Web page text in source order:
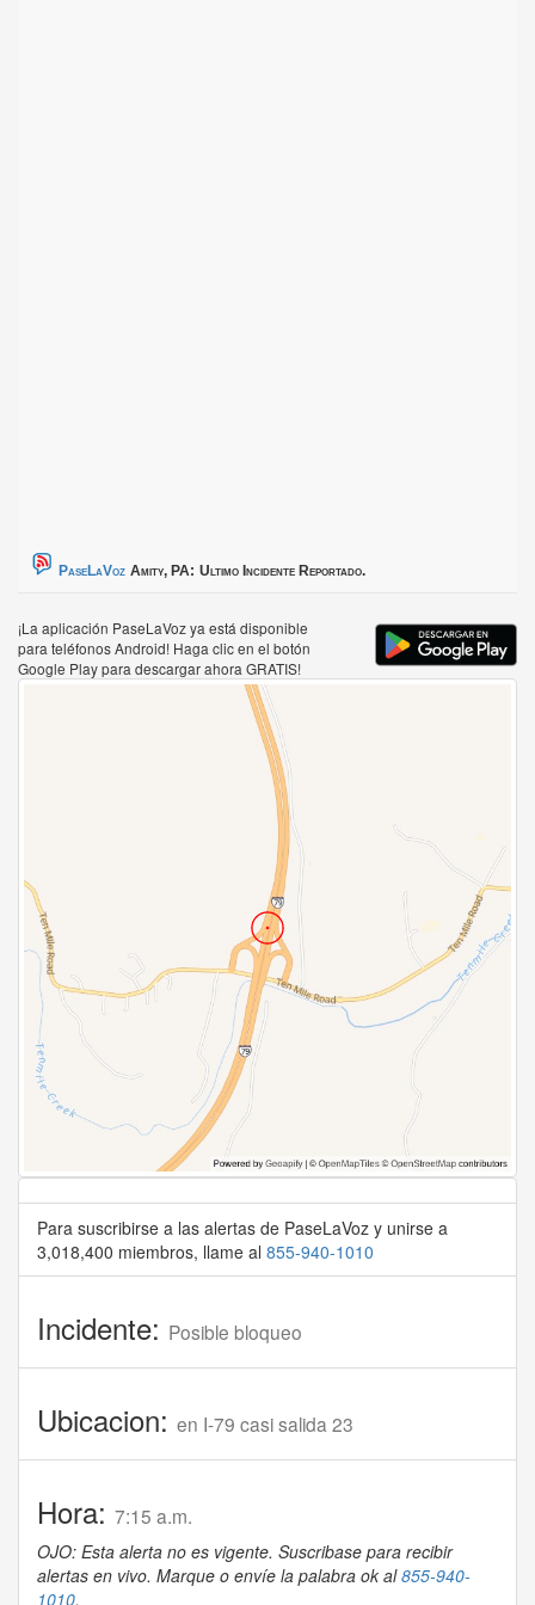
PaseLaVoz Amity, PA: Ultimo Incidente Reportado.
¡La aplicación PaseLaVoz ya está disponible
para teléfonos Android! Haga clic en el botón
Google Play para descargar ahora GRATIS!
Para suscribirse a las alertas de PaseLaVoz y unirse a
3,018,400 miembros, llame al 855-940-1010
Incidente: Posible bloqueo
Ubicacion: en I-79 casi salida 23
Hora: 7:15 a.m.
OJO: Esta alerta no es vigente. Suscribase para recibir
alertas en vivo. Marque o envíe la palabra ok al855-940-
1010.